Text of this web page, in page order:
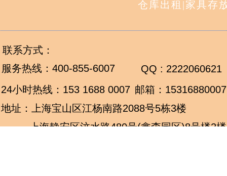
邮箱：
仓库出租 |家具存
服务热线： 400-855-6007
24小时热线： 153 1688 0007
QQ : 2222060621
上海静安区汶水路480号(鑫森园区)8号楼2楼
地址：上海宝山区江杨南路2088号5栋3楼
联系方式：